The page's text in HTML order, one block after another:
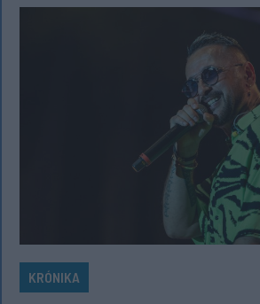
KRÓNIKA